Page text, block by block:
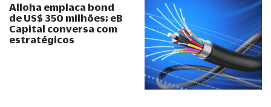
Alloha emplaca bond
de US$ 350 milhões; eB
Capital conversa com
estratégicos